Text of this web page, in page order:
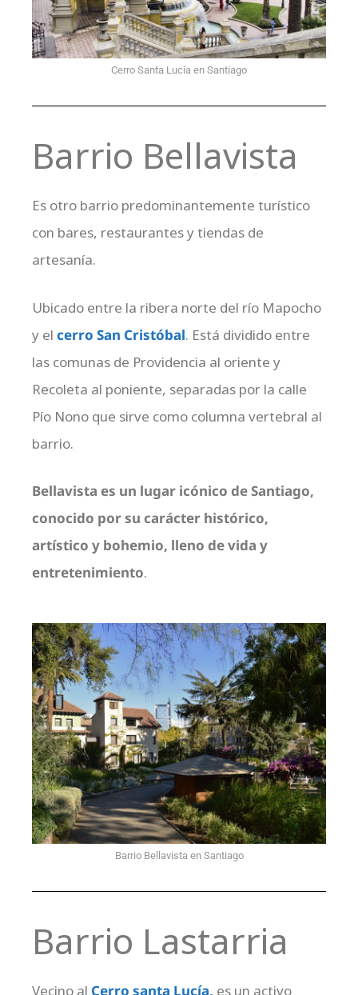
Cerro Santa Lucía en Santiago
Barrio Bellavista
Es otro barrio predominantemente turístico
con bares, restaurantes y tiendas de
artesanía.
Ubicado entre la ribera norte del río Mapocho
y el cerro San Cristóbal. Está dividido entre
las comunas de Providencia al oriente y
Recoleta al poniente, separadas por la calle
Pío Nono que sirve como columna vertebral al
barrio.
Bellavista es un lugar icónico de Santiago,
conocido por su carácter histórico,
artístico y bohemio, lleno de vida y
entretenimiento.
Barrio Bellavista en Santiago
Barrio Lastarria
Vecino al Cerro santa Lucía, es un activo